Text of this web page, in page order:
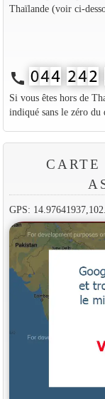
Thaïlande (voir ci-
call
Si vous êtes hors de
indiqué sans le zéro du
CARTE
GPS: